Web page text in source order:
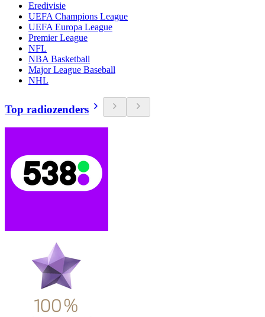
Eredivisie
UEFA Champions League
UEFA Europa League
Premier League
NFL
NBA Basketball
Major League Baseball
NHL
Top radiozenders